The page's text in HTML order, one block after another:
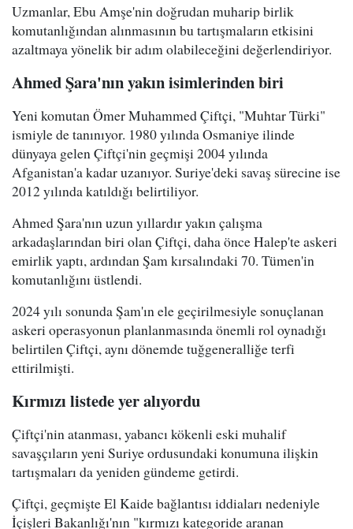
Uzmanlar, Ebu Amşe'nin doğrudan muharip birlik
komutanlığından alınmasının bu tartışmaların etkisini
azaltmaya yönelik bir adım olabileceğini değerlendiriyor.
Ahmed Şara'nın yakın isimlerinden biri
Yeni komutan Ömer Muhammed Çiftçi, "Muhtar Türki"
ismiyle de tanınıyor. 1980 yılında Osmaniye ilinde
dünyaya gelen Çiftçi'nin geçmişi 2004 yılında
Afganistan'a kadar uzanıyor. Suriye'deki savaş sürecine ise
2012 yılında katıldığı belirtiliyor.
Ahmed Şara'nın uzun yıllardır yakın çalışma
arkadaşlarından biri olan Çiftçi, daha önce Halep'te askeri
emirlik yaptı, ardından Şam kırsalındaki 70. Tümen'in
komutanlığını üstlendi.
2024 yılı sonunda Şam'ın ele geçirilmesiyle sonuçlanan
askeri operasyonun planlanmasında önemli rol oynadığı
belirtilen Çiftçi, aynı dönemde tuğgeneralliğe terfi
ettirilmişti.
Kırmızı listede yer alıyordu
Çiftçi'nin atanması, yabancı kökenli eski muhalif
savaşçıların yeni Suriye ordusundaki konumuna ilişkin
tartışmaları da yeniden gündeme getirdi.
Çiftçi, geçmişte El Kaide bağlantısı iddiaları nedeniyle
İçişleri Bakanlığı'nın "kırmızı kategoride aranan